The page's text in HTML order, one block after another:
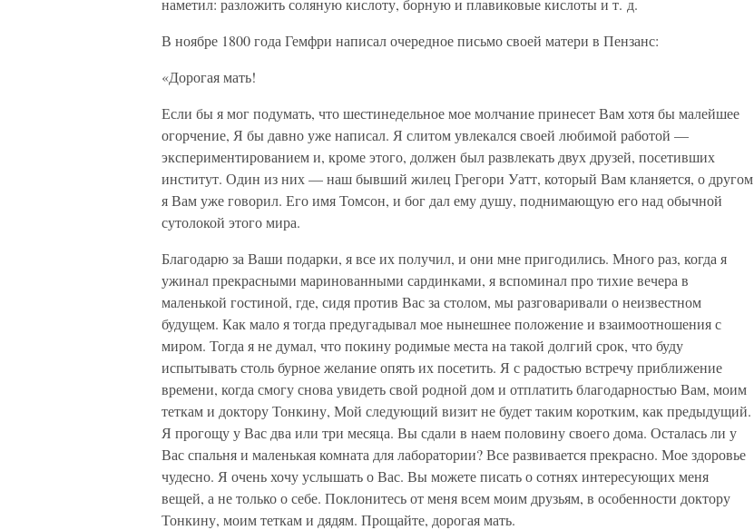
наметил: разложить соляную кислоту, борную и плавиковые кислоты и т. д.
В ноябре 1800 года Гемфри написал очередное письмо своей матери в Пензанс:
«Дорогая мать!
Если бы я мог подумать, что шестинедельное мое молчание принесет Вам хотя бы малейшее
огорчение, Я бы давно уже написал. Я слитом увлекался своей любимой работой —
экспериментированием и, кроме этого, должен был развлекать двух друзей, посетивших
институт. Один из них — наш бывший жилец Грегори Уатт, который Вам кланяется, о другом
я Вам уже говорил. Его имя Томсон, и бог дал ему душу, поднимающую его над обычной
сутолокой этого мира.
Благодарю за Ваши подарки, я все их получил, и они мне пригодились. Много раз, когда я
ужинал прекрасными маринованными сардинками, я вспоминал про тихие вечера в
маленькой гостиной, где, сидя против Вас за столом, мы разговаривали о неизвестном
будущем. Как мало я тогда предугадывал мое нынешнее положение и взаимоотношения с
миром. Тогда я не думал, что покину родимые места на такой долгий срок, что буду
испытывать столь бурное желание опять их посетить. Я с радостью встречу приближение
времени, когда смогу снова увидеть свой родной дом и отплатить благодарностью Вам, моим
теткам и доктору Тонкину, Мой следующий визит не будет таким коротким, как предыдущий.
Я прогощу у Вас два или три месяца. Вы сдали в наем половину своего дома. Осталась ли у
Вас спальня и маленькая комната для лаборатории? Все развивается прекрасно. Мое здоровье
чудесно. Я очень хочу услышать о Вас. Вы можете писать о сотнях интересующих меня
вещей, а не только о себе. Поклонитесь от меня всем моим друзьям, в особенности доктору
Тонкину, моим теткам и дядям. Прощайте, дорогая мать.